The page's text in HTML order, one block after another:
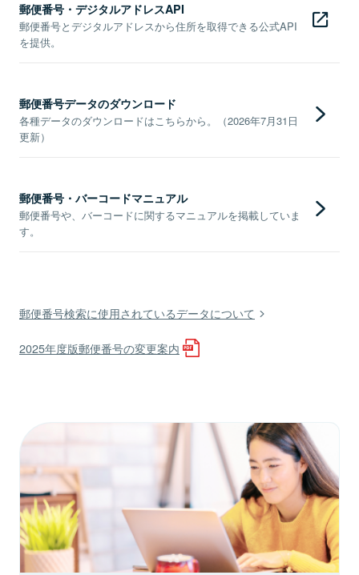
郵便番号・デジタルアドレスAPI
郵便番号とデジタルアドレスから住所を取得できる公式API
を提供。
郵便番号データのダウンロード
各種データのダウンロードはこちらから。（2026年7月31日
更新）
郵便番号・バーコードマニュアル
郵便番号や、バーコードに関するマニュアルを掲載していま
す。
郵便番号検索に使用されているデータについて
2025年度版郵便番号の変更案内